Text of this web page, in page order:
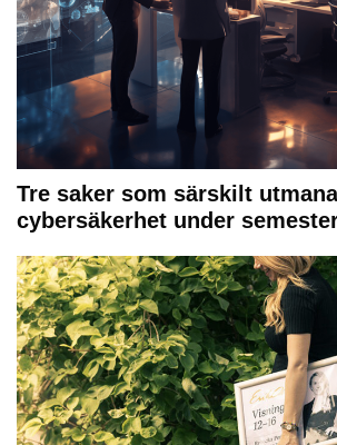
Tre saker som särskilt
cybersäkerhet under